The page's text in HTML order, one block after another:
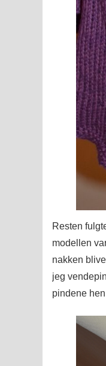
Resten
modellen
nakken
jeg
pindene